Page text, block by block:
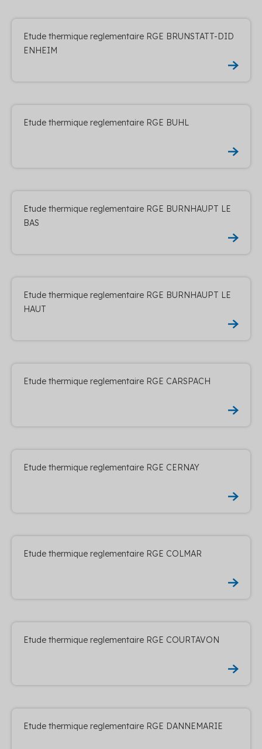
Etude thermique reglementaire RGE BRUNSTATT-DID
ENHEIM
Etude thermique reglementaire RGE BUHL
Etude thermique reglementaire RGE BURNHAUPT LE
BAS
Etude thermique reglementaire RGE BURNHAUPT LE
HAUT
Etude thermique reglementaire RGE CARSPACH
Etude thermique reglementaire RGE CERNAY
Etude thermique reglementaire RGE COLMAR
Etude thermique reglementaire RGE COURTAVON
Etude thermique reglementaire RGE DANNEMARIE